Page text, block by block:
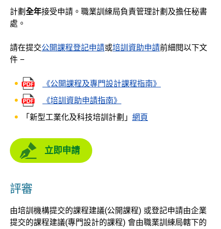
計劃 全年接受申請。職業訓練局負責管理計劃及擔任秘書
處。
請在提交公開課程登記申請或培訓資助申請前細閱以下文
件 –
《公開課程及專門設計課程指南》
《培訓資助申請指南》
「新型工業化及科技培訓計劃」 網頁
立即申請
評審
由培訓機構提交的課程建議(公開課程) 或登記申請由企業
提交的課程建議(專門設計的課程) 會由職業訓練局轄下的